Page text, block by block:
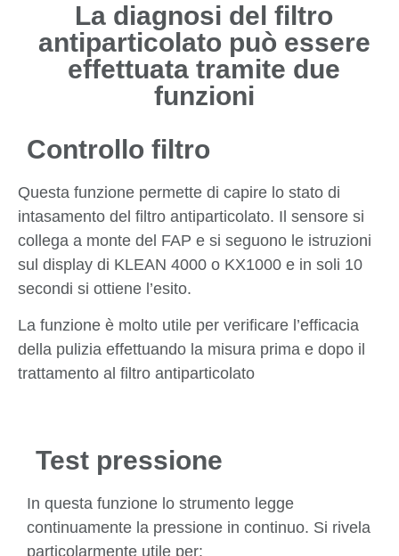
La diagnosi del filtro
antiparticolato può essere
effettuata tramite due
funzioni
Controllo filtro
Questa funzione permette di capire lo stato di
intasamento del filtro antiparticolato. Il sensore si
collega a monte del FAP e si seguono le istruzioni
sul display di KLEAN 4000 o KX1000 e in soli 10
secondi si ottiene l’esito.
La funzione è molto utile per verificare l’efficacia
della pulizia effettuando la misura prima e dopo il
trattamento al filtro antiparticolato
Test pressione
In questa funzione lo strumento legge
continuamente la pressione in continuo. Si rivela
particolarmente utile per: